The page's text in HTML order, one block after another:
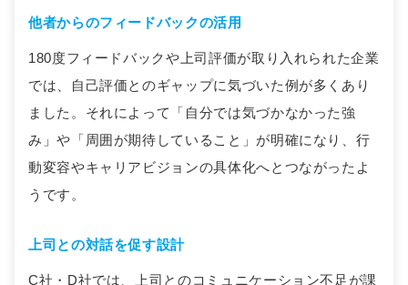
他者からのフィードバックの活用
180度フィードバックや上司評価が取り入れられた企業
では、自己評価とのギャップに気づいた例が多くあり
ました。それによって「自分では気づかなかった強
み」や「周囲が期待していること」が明確になり、行
動変容やキャリアビジョンの具体化へとつながったよ
うです。
上司との対話を促す設計
C社・D社では、上司とのコミュニケーション不足が課